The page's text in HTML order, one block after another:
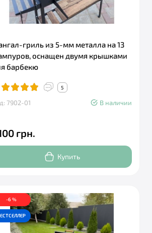
гриль из 5-мм металла на 13
оснащен двумя крышками
барбекю
5
7902-01 В наличии
грн.
Купить
-6 %